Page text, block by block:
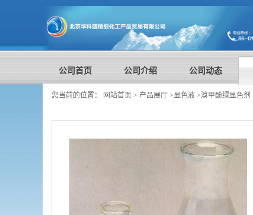
公司首页 公司介绍 公司动态
您当前的位置： 网站首页 > 产品展厅 >显色液 >溴甲酚绿显色剂